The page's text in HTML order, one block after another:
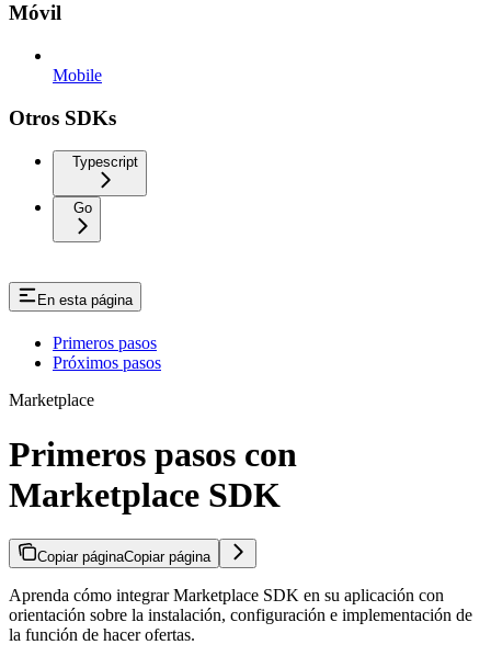
Móvil
Mobile
Otros SDKs
Typescript
Go
En esta página
Primeros pasos
Próximos pasos
Marketplace
Primeros pasos con
Marketplace SDK
Copiar páginaCopiar página
Aprenda cómo integrar Marketplace SDK en su aplicación con
orientación sobre la instalación, configuración e implementación de
la función de hacer ofertas.